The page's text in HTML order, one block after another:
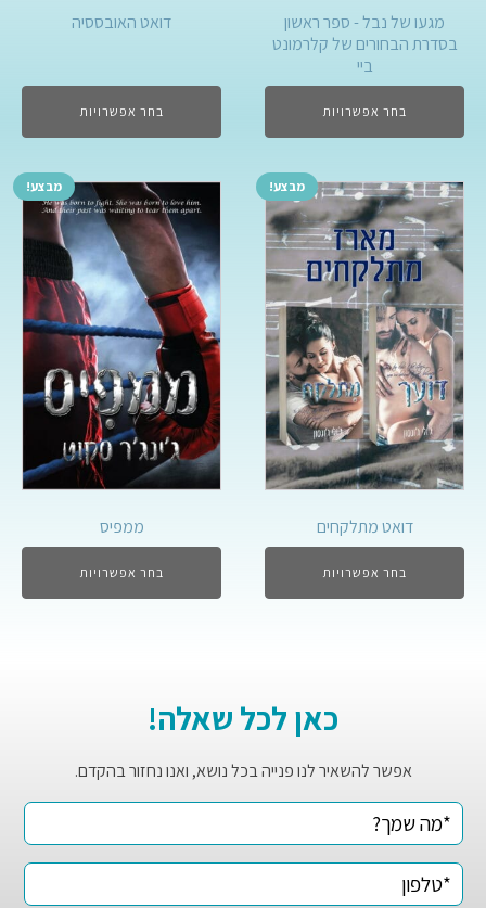
מגעו של נבל - ספר ראשון
בסדרת הבחורים של קלרמונט
ביי
בחר אפשרויות
דואט האובססיה
בחר אפשרויות
מבצע!
דואט מתלקחים
בחר אפשרויות
מבצע!
ממפיס
בחר אפשרויות
כאן לכל שאלה!
אפשר להשאיר לנו פנייה בכל נושא, ואנו נחזור בהקדם.